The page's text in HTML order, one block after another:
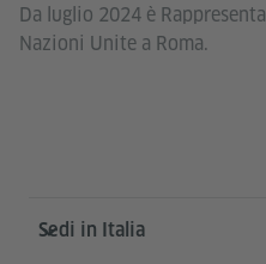
Da luglio 2024 è
Nazioni Unite a Roma.
Service- und
Sedi in Italia